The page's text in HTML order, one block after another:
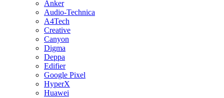
Anker
Audio-Technica
A4Tech
Creative
Canyon
Digma
Deppa
Edifier
Google Pixel
HyperX
Huawei